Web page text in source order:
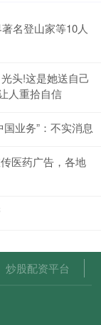
名登山家等10人
头!这是她送自己
人重拾自信
业务”：不实消息
医药广告，各地
炒股配资平台